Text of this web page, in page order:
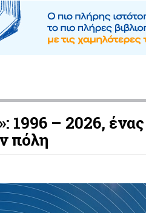
1996 – 2026, ένας
πόλη